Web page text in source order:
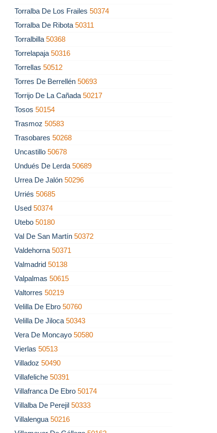
Torralba De Los Frailes 50374
Torralba De Ribota 50311
Torralbilla 50368
Torrelapaja 50316
Torrellas 50512
Torres De Berrellén 50693
Torrijo De La Cañada 50217
Tosos 50154
Trasmoz 50583
Trasobares 50268
Uncastillo 50678
Undués De Lerda 50689
Urrea De Jalón 50296
Urriés 50685
Used 50374
Utebo 50180
Val De San Martín 50372
Valdehorna 50371
Valmadrid 50138
Valpalmas 50615
Valtorres 50219
Velilla De Ebro 50760
Velilla De Jiloca 50343
Vera De Moncayo 50580
Vierlas 50513
Villadoz 50490
Villafeliche 50391
Villafranca De Ebro 50174
Villalba De Perejil 50333
Villalengua 50216